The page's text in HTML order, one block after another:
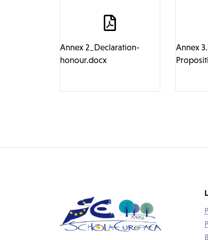
Annex 2_Declaration-
honour.docx
Annex